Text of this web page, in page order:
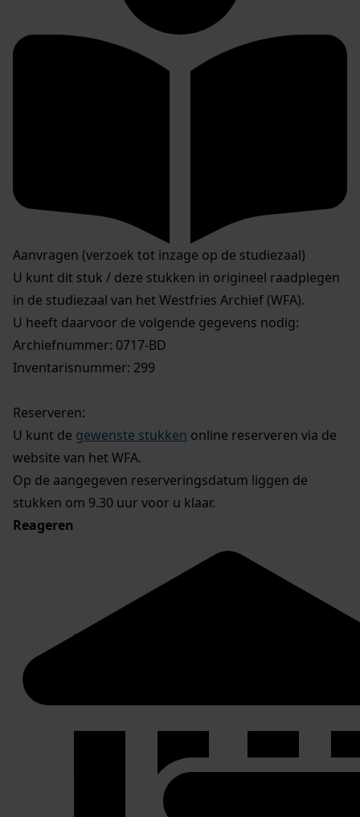
Aanvragen (verzoek tot inzage op de studiezaal)
U kunt dit stuk / deze stukken in origineel raadplegen
in de studiezaal van het Westfries Archief (WFA).
U heeft daarvoor de volgende gegevens nodig:
Archiefnummer: 0717-BD
Inventarisnummer: 299
Reserveren:
U kunt de gewenste stukken online reserveren via de
website van het WFA.
Op de aangegeven reserveringsdatum liggen de
stukken om 9.30 uur voor u klaar.
Reageren